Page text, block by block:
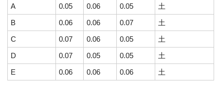
A
0.05 0.06 0.05
土
B
0.06 0.06 0.07
土
C
0.07 0.06 0.05
土
D
0.07 0.05 0.05
土
E
0.06 0.06 0.06 土